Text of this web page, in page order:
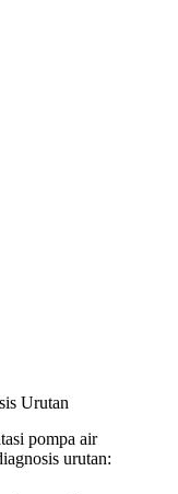
Urutan
pompa air
urutan: